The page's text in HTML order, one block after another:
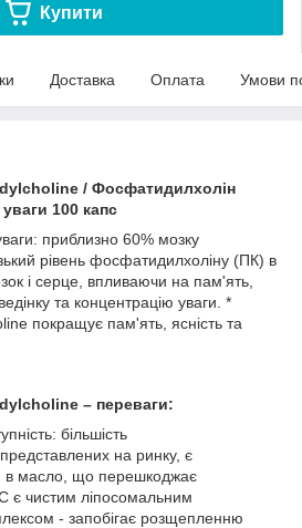
Купити
Доставка Оплата Умови
/ Фосфатидилхолін
100 капс
​​приблизно 60% мозку
рівень фосфатидилхоліну (ПК) в
і серце, впливаючи на пам'ять,
та концентрацію уваги. *
покращує пам'ять, ясність та
– переваги:
більшість
на ринку, є
в масло, що перешкоджає
є чистим ліпосомальним
- запобігає розщепленню